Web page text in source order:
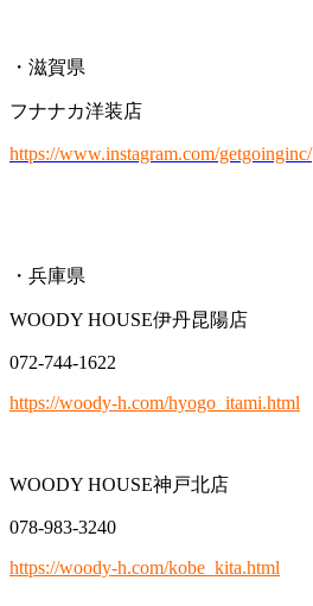
・滋賀県
フナナカ洋装店
https://www.instagram.com/getgoinginc/
・兵庫県
WOODY HOUSE伊丹昆陽店
072-744-1622
https://woody-h.com/hyogo_itami.html
WOODY HOUSE神戸北店
078-983-3240
https://woody-h.com/kobe_kita.html